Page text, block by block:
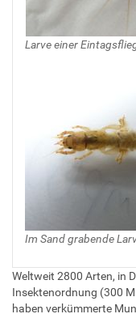
Larve einer
Im Sand grabende
Weltweit 2800 Arten, in
Insektenordnung (300
haben verkümmerte